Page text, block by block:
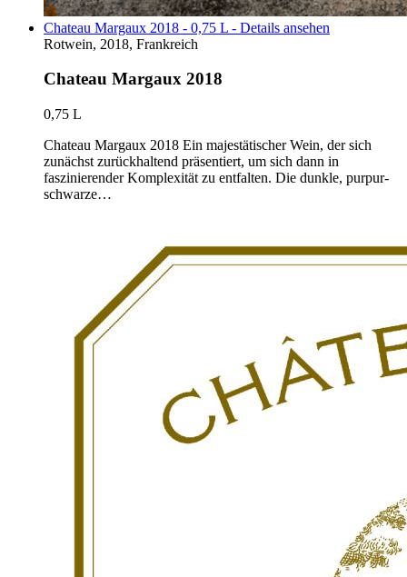
Chateau Margaux 2018 - 0,75 L - Details ansehen
Rotwein, 2018, Frankreich
Chateau Margaux 2018
0,75 L
Chateau Margaux 2018 Ein majestätischer Wein, der sich
zunächst zurückhaltend präsentiert, um sich dann in
faszinierender Komplexität zu entfalten. Die dunkle, purpur-
schwarze…